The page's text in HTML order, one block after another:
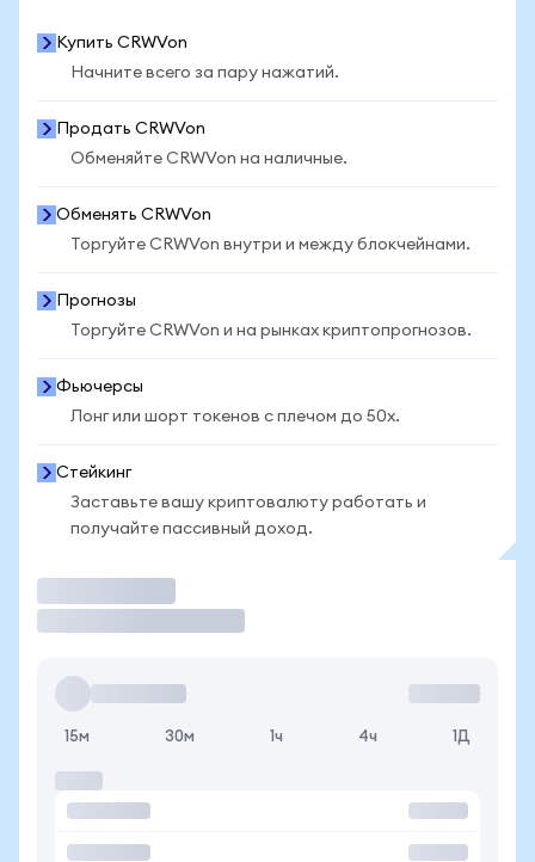
Купить CRWVon
Начните всего за пару нажатий.
Продать CRWVon
Обменяйте CRWVon на наличные.
Обменять CRWVon
Торгуйте CRWVon внутри и между блокчейнами.
Прогнозы
Торгуйте CRWVon и на рынках криптопрогнозов.
Фьючерсы
Лонг или шорт токенов с плечом до 50x.
Стейкинг
Заставьте вашу криптовалюту работать и
получайте пассивный доход.
15м 30м 1ч 4ч 1Д